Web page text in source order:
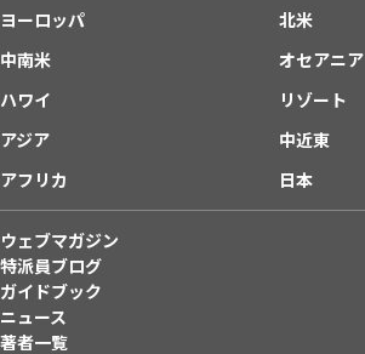
ヨーロッパ
北米
中南米
オセアニア
ハワイ
リゾート
アジア
中近東
アフリカ
日本
ウェブマガジン
特派員ブログ
ガイドブック
ニュース
著者一覧